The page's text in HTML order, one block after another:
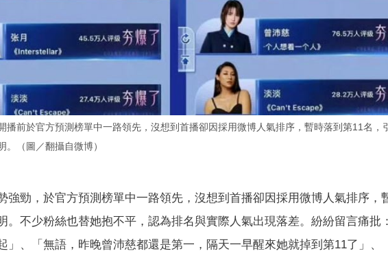
播前於官方預測榜單中一路領先，沒想到首播卻因採用微博人氣排序，暫時落到第11名，
。（圖／翻攝自微博）
強勁，於官方預測榜單中一路領先，沒想到首播卻因採用微博人氣排序，
。不少粉絲也替她抱不平，認為排名與實際人氣出現落差。紛紛留言痛批
」、「無語，昨晚曾沛慈都還是第一，隔天一早醒來她就掉到第11了」、